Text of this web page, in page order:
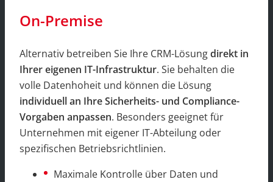
On-Premise
Alternativ betreiben Sie Ihre CRM-Lösungdirekt in
Ihrer eigenen IT-Infrastruktur. Sie behalten die
volle Datenhoheit und können die Lösung
individuell an Ihre Sicherheits- und Compliance-
Vorgaben anpassen. Besonders geeignet für
Unternehmen mit eigener IT-Abteilung oder
spezifischen Betriebsrichtlinien.
Maximale Kontrolle über Daten und